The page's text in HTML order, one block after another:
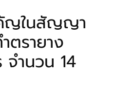
ญในสัญญา
ตรายาง
จำนวน 14